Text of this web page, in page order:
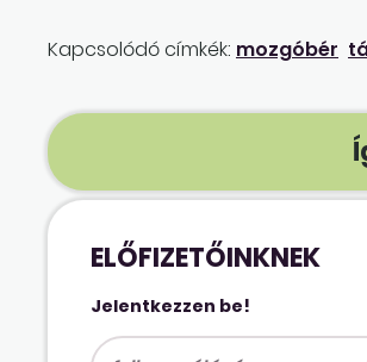
Kapcsolódó címkék: mozgóbér
ELŐFIZETŐINKNEK
Jelentkezzen be!